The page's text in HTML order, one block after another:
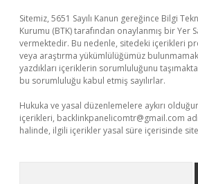
Sitemiz, 5651 Sayılı Kanun gereğince Bilgi
Kurumu (BTK) tarafından onaylanmış bir Yer
vermektedir. Bu nedenle, sitedeki içerikleri
veya araştırma yükümlülüğümüz
yazdıkları içeriklerin sorumluluğunu
bu sorumluluğu kabul etmiş sayılırlar.
Hukuka ve yasal düzenlemelere aykırı
içerikleri, backlinkpanelicomtr@gmail.com
halinde, ilgili içerikler yasal süre içerisinde